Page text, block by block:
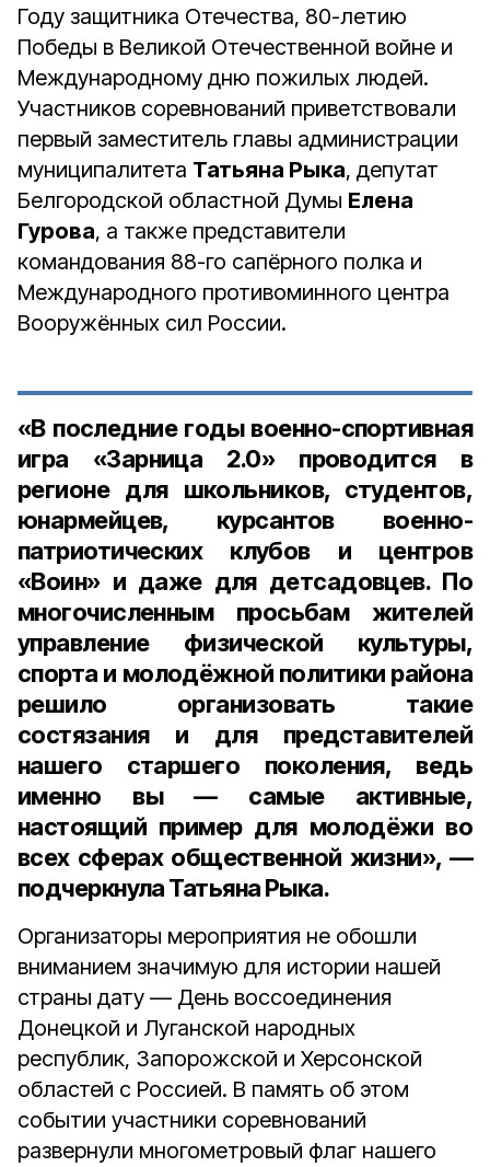
Году защитника Отечества, 80-летию
Победы в Великой Отечественной войне и
Международному дню пожилых людей.
Участников соревнований приветствовали
первый заместитель главы администрации
муниципалитета Татьяна Рыка, депутат
Белгородской областной Думы Елена
Гурова, а также представители
командования 88-го сапёрного полка и
Международного противоминного центра
Вооружённых сил России.
«В последние годы военно-спортивная
игра «Зарница 2.0» проводится в
регионе для школьников, студентов,
юнармейцев, курсантов военно-
патриотических клубов и центров
«Воин» и даже для детсадовцев. По
многочисленным просьбам жителей
управление физической культуры,
спорта и молодёжной политики района
решило организовать такие
состязания и для представителей
нашего старшего поколения, ведь
именно вы — самые активные,
настоящий пример для молодёжи во
всех сферах общественной жизни», —
подчеркнула Татьяна Рыка.
Организаторы мероприятия не обошли
вниманием значимую для истории нашей
страны дату — День воссоединения
Донецкой и Луганской народных
республик, Запорожской и Херсонской
областей с Россией. В память об этом
событии участники соревнований
развернули многометровый флаг нашего